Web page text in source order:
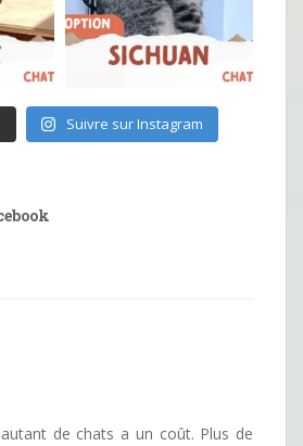
Suivre sur Instagram
de chats a un coût. Plus de